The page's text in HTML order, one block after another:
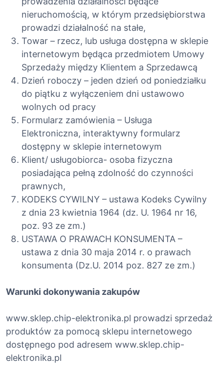
nieruchomością, w którym przedsiębiorstwa
prowadzi działalność na stałe,
Towar – rzecz, lub usługa dostępna w sklepie
internetowym będąca przedmiotem Umowy
Sprzedaży między Klientem a Sprzedawcą
Dzień roboczy – jeden dzień od poniedziałku
do piątku z wyłączeniem dni ustawowo
wolnych od pracy
Formularz zamówienia – Usługa
Elektroniczna, interaktywny formularz
dostępny w sklepie internetowym
Klient/ usługobiorca- osoba fizyczna
posiadająca pełną zdolność do czynności
prawnych,
KODEKS CYWILNY – ustawa Kodeks Cywilny
z dnia 23 kwietnia 1964 (dz. U. 1964 nr 16,
poz. 93 ze zm.)
USTAWA O PRAWACH KONSUMENTA –
ustawa z dnia 30 maja 2014 r. o prawach
konsumenta (Dz.U. 2014 poz. 827 ze zm.)
Warunki dokonywania zakupów
www.sklep.chip-elektronika.pl prowadzi sprzedaż
produktów za pomocą sklepu internetowego
dostępnego pod adresem www.sklep.chip-
elektronika.pl